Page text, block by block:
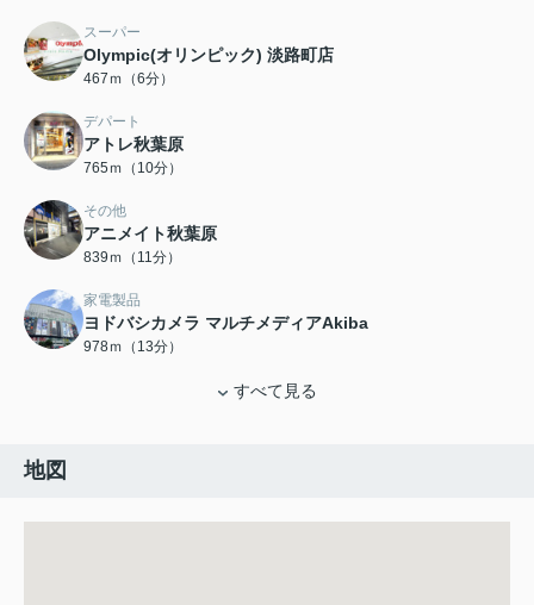
スーパー
Olympic(オリンピック) 淡路町店
467ｍ（6分）
デパート
アトレ秋葉原
765ｍ（10分）
その他
アニメイト秋葉原
839ｍ（11分）
家電製品
ヨドバシカメラ マルチメディアAkiba
978ｍ（13分）
すべて見る
地図